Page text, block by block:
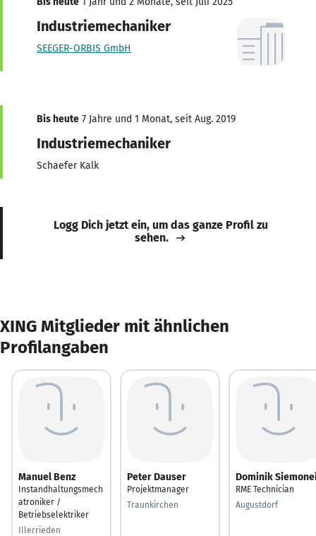
Industriemechaniker
SEEGER-ORBIS GmbH
Bis heute 7 Jahre und 1 Monat, seit Aug. 2019
Industriemechaniker
Schaefer Kalk
Logg Dich jetzt ein, um das ganze Profil zu
sehen.
XING Mitglieder mit ähnlichen
Profilangaben
Manuel Benz
Instandhaltungsmech
atroniker /
Betriebselektriker
Illerrieden
Peter Dauser
Projektmanager
Traunkirchen
Dominik
RME Technician
Augustdorf